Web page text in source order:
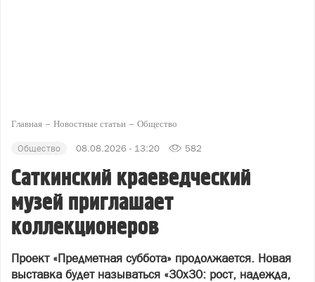
Главная Новостные статьи Общество
Общество 08.08.2026 - 13:20 582
Саткинский краеведческий
музей приглашает
коллекционеров
Проект «Предметная суббота» продолжается. Новая
выставка будет называться «30х30: рост, надежда,